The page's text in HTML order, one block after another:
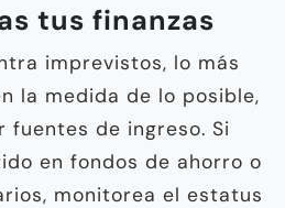
tus finanzas
imprevistos, lo más
la medida de lo posible,
de ingreso. Si
en fondos de ahorro o
monitorea el estatus